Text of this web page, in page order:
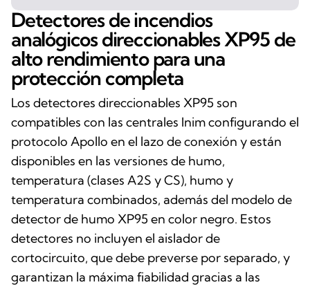
Detectores de incendios
analógicos direccionables XP95 de
alto rendimiento para una
protección completa
Los detectores direccionables XP95 son
compatibles con las centrales Inim configurando el
protocolo Apollo en el lazo de conexión y están
disponibles en las versiones de humo,
temperatura (clases A2S y CS), humo y
temperatura combinados, además del modelo de
detector de humo XP95 en color negro. Estos
detectores no incluyen el aislador de
cortocircuito, que debe preverse por separado, y
garantizan la máxima fiabilidad gracias a las